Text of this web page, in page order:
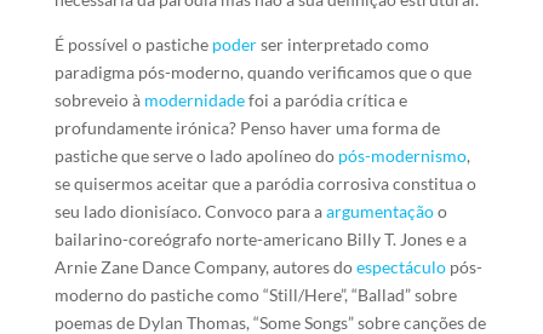
É possível o pastiche poderser interpretado como
paradigma pós-moderno, quando verificamos que o que
sobreveio à modernidadefoi a paródia crítica e
profundamente irónica? Penso haver uma forma de
pastiche que serve o lado apolíneo do pós-modernismo,
se quisermos aceitar que a paródia corrosiva constitua o
seu lado dionisíaco. Convoco para aargumentaçãoo
bailarino-coreógrafo norte-americano Billy T. Jones e a
Arnie Zane Dance Company, autores doespectáculopós-
moderno do pastiche como “Still/Here”, “Ballad” sobre
poemas de Dylan Thomas, “Some Songs” sobre canções de